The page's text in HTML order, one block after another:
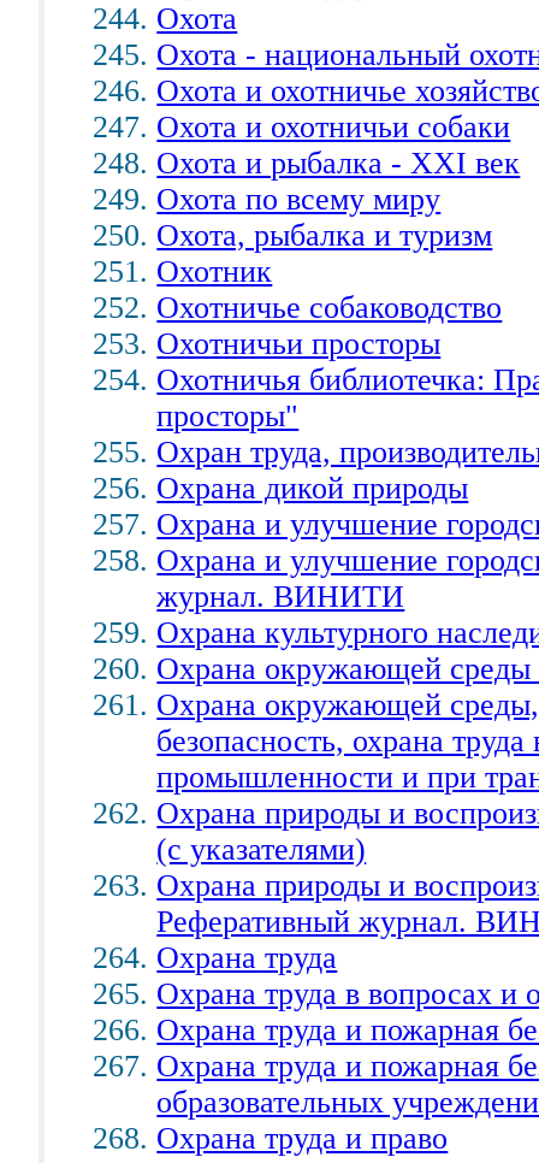
Охота
Охота - национальный
Охота и охотничье
Охота и охотничьи собаки
Охота и рыбалка - XXI век
Охота по всему миру
Охота, рыбалка и туризм
Охотник
Охотничье собаководство
Охотничьи просторы
Охотничья библиотечка:
просторы"
Охран труда,
Охрана дикой природы
Охрана и улучшение
Охрана и улучшение
журнал. ВИНИТИ
Охрана культурного
Охрана окружающей среды
Охрана окружающей
безопасность, охрана
промышленности и при
Охрана природы и
(с указателями)
Охрана природы и
Реферативный журнал.
Охрана труда
Охрана труда в вопросах и
Охрана труда и пожарная
Охрана труда и пожарная
образовательных
Охрана труда и право